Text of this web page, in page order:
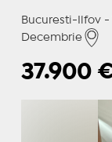
Bucuresti-Ilfov -
Decembrie
37.900